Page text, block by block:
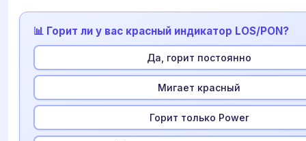
📊 Горит ли у вас красный индикатор LOS/PON?
Да, горит постоянно
Мигает красный
Горит только Power